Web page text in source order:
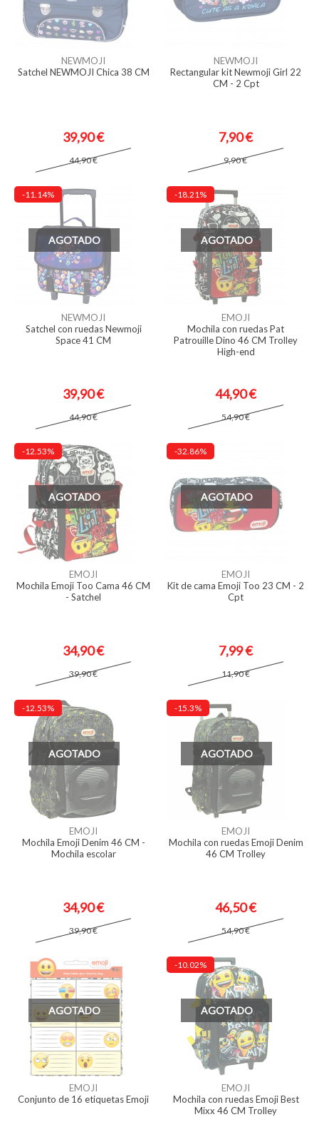
NEWMOJI
Satchel NEWMOJI Chica 38 CM
39,90 €
44,90 €
NEWMOJI
Rectangular kit Newmoji Girl 22
CM - 2 Cpt
7,90 €
9,90 €
-11.14%
AGOTADO
NEWMOJI
Satchel con ruedas Newmoji
Space 41 CM
39,90 €
44,90 €
-18.21%
AGOTADO
EMOJI
Mochila con ruedas Pat
Patrouille Dino 46 CM Trolley
High-end
44,90 €
54,90 €
-12.53%
AGOTADO
EMOJI
Mochila Emoji Too Cama 46 CM
- Satchel
34,90 €
39,90 €
-32.86%
AGOTADO
EMOJI
Kit de cama Emoji Too 23 CM - 2
Cpt
7,99 €
11,90 €
-12.53%
AGOTADO
EMOJI
Mochila Emoji Denim 46 CM -
Mochila escolar
34,90 €
39,90 €
-15.3%
AGOTADO
EMOJI
Mochila con ruedas Emoji Denim
46 CM Trolley
46,50 €
54,90 €
AGOTADO
EMOJI
Conjunto de 16 etiquetas Emoji
-10.02%
AGOTADO
EMOJI
Mochila con ruedas Emoji Best
Mixx 46 CM Trolley